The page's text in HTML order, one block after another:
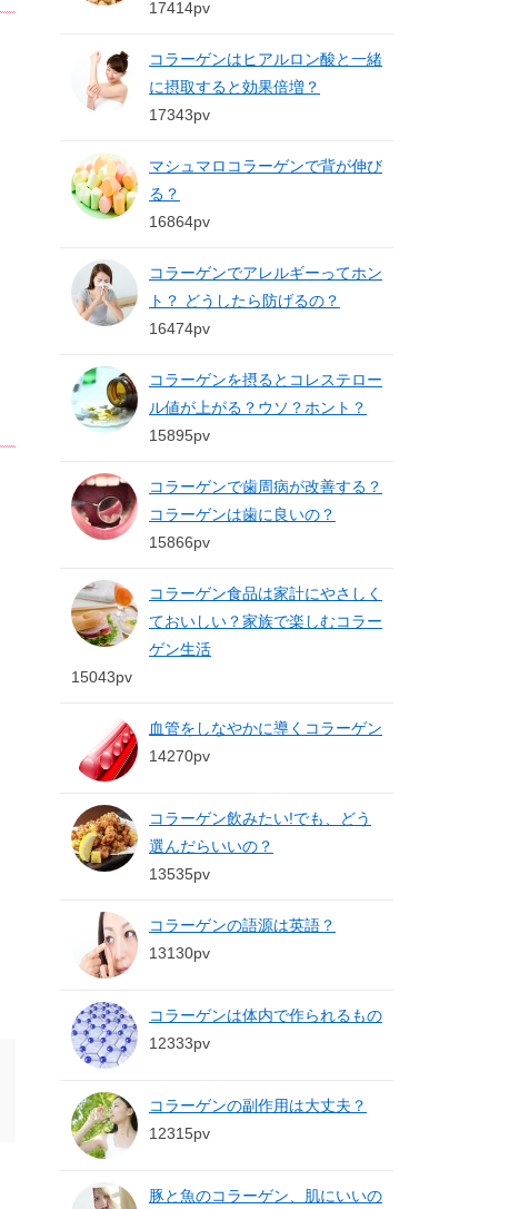
17414pv
コラーゲンはヒアルロン酸と一緒
に摂取すると効果倍増？
17343pv
マシュマロコラーゲンで背が伸び
る？
16864pv
コラーゲンでアレルギーってホン
ト？ どうしたら防げるの？
16474pv
コラーゲンを摂るとコレステロー
ル値が上がる？ウソ？ホント？
15895pv
コラーゲンで歯周病が改善する？
コラーゲンは歯に良いの？
15866pv
コラーゲン食品は家計にやさしく
ておいしい？家族で楽しむコラー
ゲン生活
15043pv
血管をしなやかに導くコラーゲン
14270pv
コラーゲン飲みたい!でも、どう
選んだらいいの？
13535pv
コラーゲンの語源は英語？
13130pv
コラーゲンは体内で作られるもの
12333pv
コラーゲンの副作用は大丈夫？
12315pv
豚と魚のコラーゲン、肌にいいの